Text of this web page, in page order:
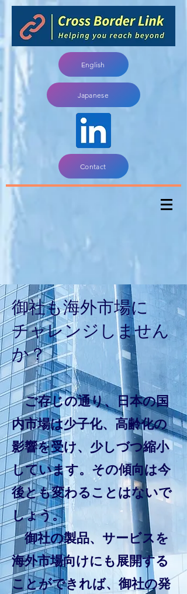
English
Japanese
Contact
​御社も海外市場に
チャレンジしません
か？
​ ご存じの通り、日本の国
内市場は少子化、高齢化の
影響を受け、少しづつ縮小
しています。その傾向は今
後とも変わることはないで
しょう。
御社の製品、サービスを
海外市場向けにも展開する
ことができれば、御社の発